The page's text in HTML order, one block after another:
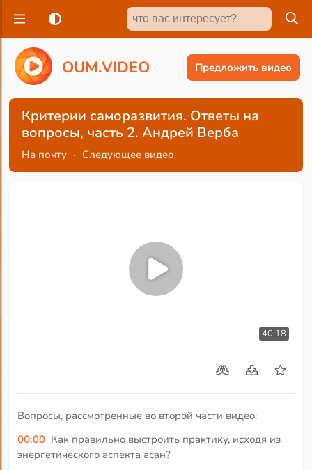
OUM.VIDEO Предложить видео
Критерии саморазвития. Ответы на
вопросы, часть 2. Андрей Верба
На почту · Следующее видео
40:18
Вопросы, рассмотренные во второй части видео:
00:00 Как правильно выстроить практику, исходя из
энергетического аспекта асан?